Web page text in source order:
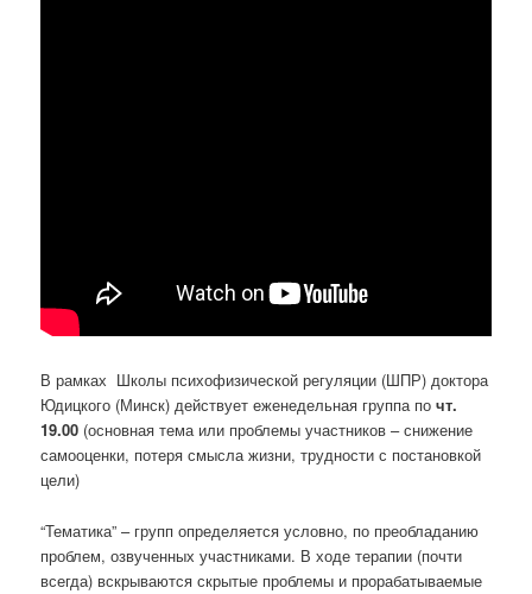
В рамках Школы психофизической регуляции (ШПР) доктора
Юдицкого (Минск) действует еженедельная группа почт.
19.00 (основная тема или проблемы участников – снижение
самооценки, потеря смысла жизни, трудности с постановкой
цели)
“Тематика” – групп определяется условно, по преобладанию
проблем, озвученных участниками. В ходе терапии (почти
всегда) вскрываются скрытые проблемы и прорабатываемые